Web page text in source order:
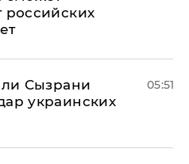
российских
Сызрани
украинских
05:51